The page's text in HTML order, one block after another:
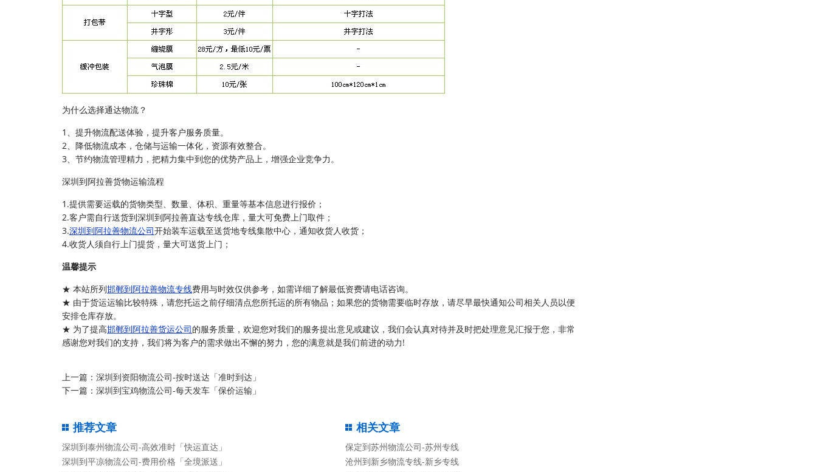
为什么选择通达物流？
1、提升物流配送体验，提升客户服务质量。
2、降低物流成本，仓储与运输一体化，资源有效整合。
3、节约物流管理精力，把精力集中到您的优势产品上，增强企业竞争力。
深圳到阿拉善货物运输流程
1.提供需要运载的货物类型、数量、体积、重量等基本信息进行报价；
2.客户需自行送货到深圳到阿拉善直达专线仓库，量大可免费上门取件；
3.深圳到阿拉善物流公司开始装车运载至送货地专线集散中心，通知收货人收货；
4.收货人须自行上门提货，量大可送货上门；
温馨提示
★ 本站所列邯郸到阿拉善物流专线费用与时效仅供参考，如需详细了解最低资费请电话咨询。
★ 由于货运运输比较特殊，请您托运之前仔细清点您所托运的所有物品；如果您的货物需要临时存放，请尽早最快通知公司相关人员以便
安排仓库存放。
★ 为了提高邯郸到阿拉善货运公司的服务质量，欢迎您对我们的服务提出意见或建议，我们会认真对待并及时把处理意见汇报于您，非常
感谢您对我们的支持，我们将为客户的需求做出不懈的努力，您的满意就是我们前进的动力!
上一篇： 深圳到资阳物流公司-按时送达「准时到达」
下一篇： 深圳到宝鸡物流公司-每天发车「保价运输」
推荐文章
深圳到泰州物流公司-高效准时「快运直达」
深圳到平凉物流公司-费用价格「全境派送」
相关文章
保定到苏州物流公司-苏州专线
沧州到新乡物流专线-新乡专线